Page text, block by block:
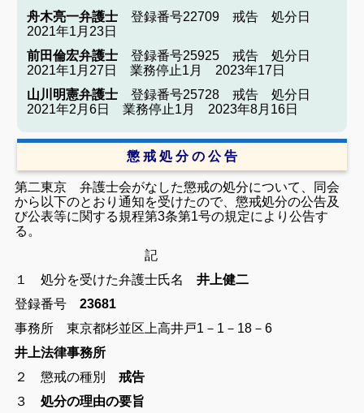
舟木亮一弁護士登録番号22709 戒告 処分日
2021年1月23日
前田倫宏弁護士登録番号25925 戒告 処分日
2021年1月27日 業務停止1月 2023年17日
山川明憲弁護士登録番号25728 戒告 処分日
2021年2月6日 業務停止1月 2023年8月16日
懲 戒 処 分 の 公 告
第二東京 弁護士会がなした懲戒の処分について、同会
から以下のとおり通知を受けたので、懲戒処分の公告及
び公表等に関する規程第3条第1号の規定により公告す
る。
記
１ 処分を受けた弁護士氏名
井上健二
登録番号 23681
事務所 東京都杉並区上高井戸1－1－18－6
井上法律事務所
２ 懲戒の種別戒告
３処分の理由の要旨